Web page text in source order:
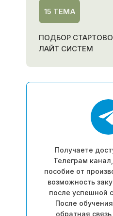
Получаете
Телеграм
пособие от
возможность
после успешной
После
обратная
ПОДБОР
ЛАЙТ СИСТЕМ
15 ТЕМА